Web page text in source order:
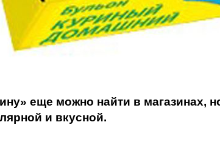
еще можно найти в магазинах,
и вкусной.